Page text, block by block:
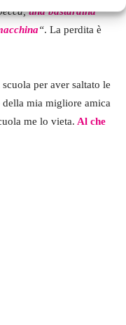
una bastardina
“. La perdita è
per aver saltato le
mia migliore amica
me lo vieta. Al che